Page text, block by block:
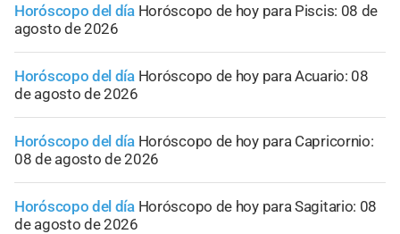
Horóscopo del día Horóscopo de hoy para Piscis: 08 de
agosto de 2026
Horóscopo del día Horóscopo de hoy para Acuario: 08
de agosto de 2026
Horóscopo del día Horóscopo de hoy para Capricornio:
08 de agosto de 2026
Horóscopo del día Horóscopo de hoy para Sagitario: 08
de agosto de 2026